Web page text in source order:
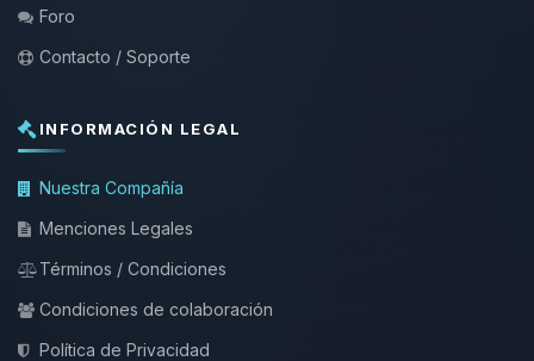
Foro
Contacto / Soporte
INFORMACIÓN LEGAL
Nuestra Compañía
Menciones Legales
Términos / Condiciones
Condiciones de colaboración
Política de Privacidad